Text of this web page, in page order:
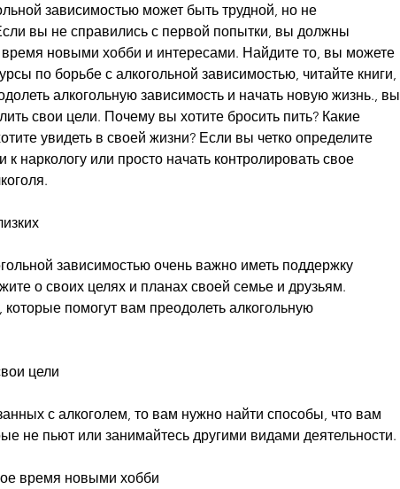
зависимостью может быть трудной, но не
вы не справились с первой попытки, вы должны
время новыми хобби и интересами. Найдите то, вы можете
по борьбе с алкогольной зависимостью, читайте книги,
алкогольную зависимость и начать новую жизнь., вы
свои цели. Почему вы хотите бросить пить? Какие
увидеть в своей жизни? Если вы четко определите
к наркологу или просто начать контролировать свое
зависимостью очень важно иметь поддержку
о своих целях и планах своей семье и друзьям.
помогут вам преодолеть алкогольную
цели
с алкоголем, то вам нужно найти способы, что вам
не пьют или занимайтесь другими видами деятельности.
время новыми хобби